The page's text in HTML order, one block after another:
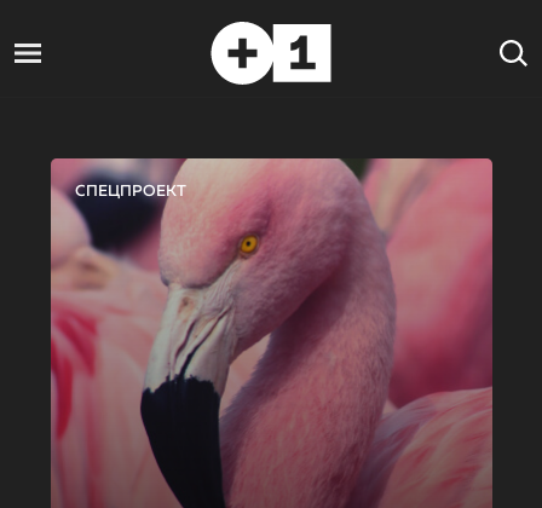
СПЕЦПРОЕКТ